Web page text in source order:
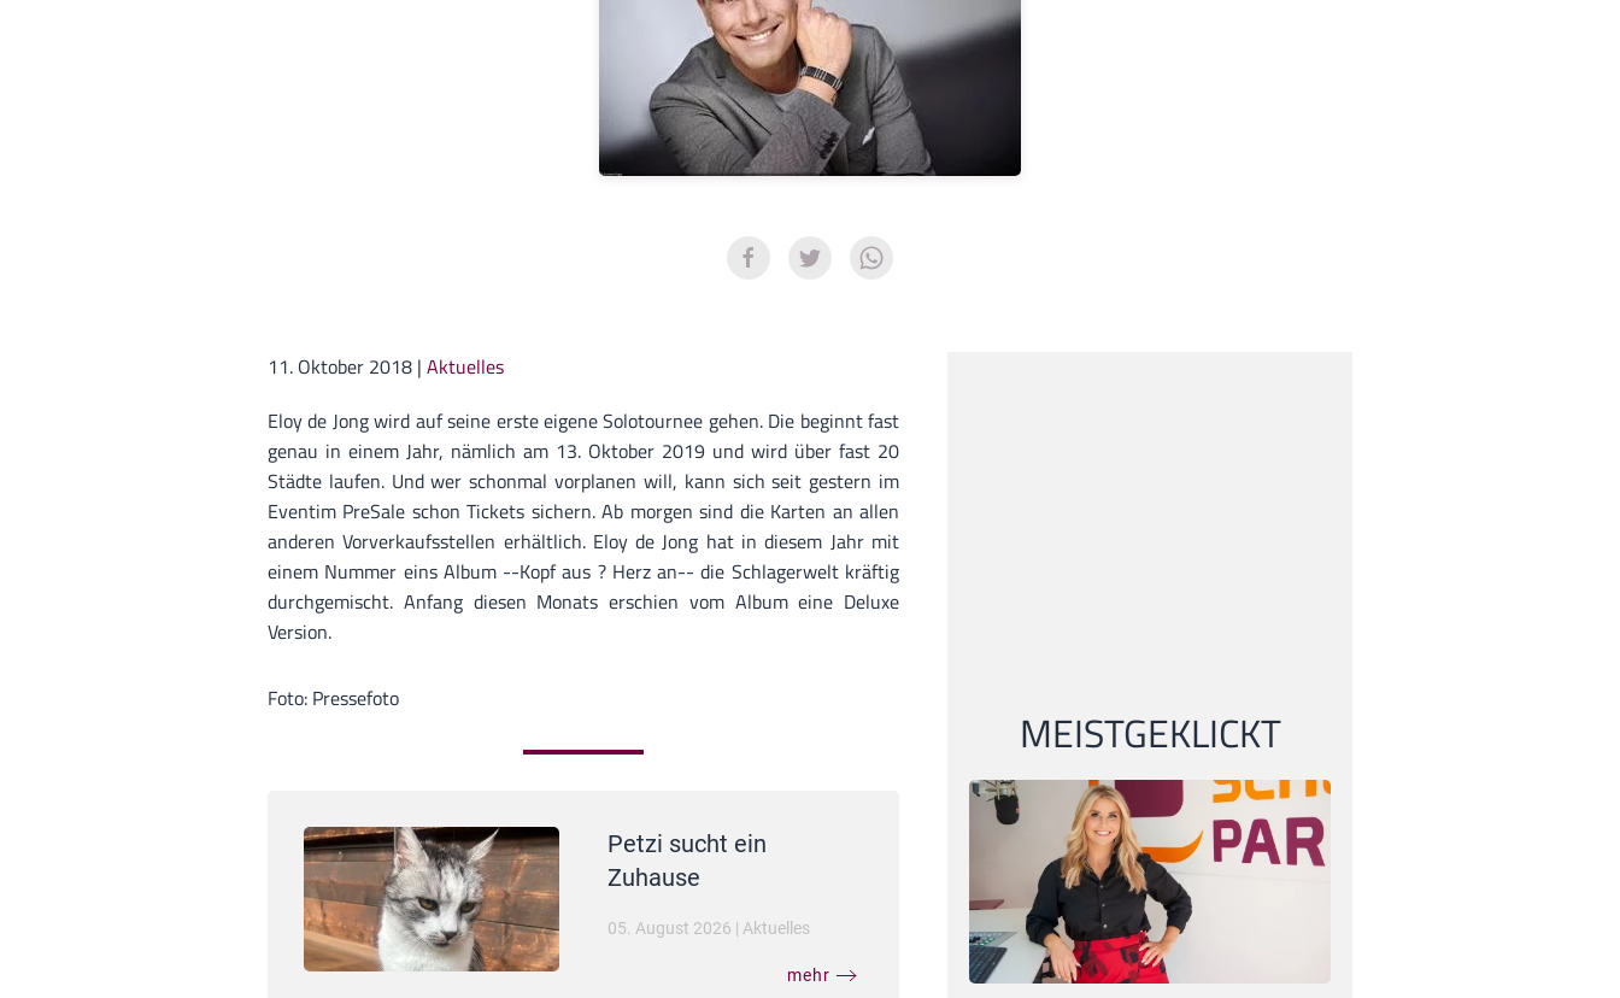
11. Oktober 2018 | Aktuelles
Eloy de Jong wird auf seine erste eigene Solotournee gehen. Die beginnt fast
genau in einem Jahr, nämlich am 13. Oktober 2019 und wird über fast 20
Städte laufen. Und wer schonmal vorplanen will, kann sich seit gestern im
Eventim PreSale schon Tickets sichern. Ab morgen sind die Karten an allen
anderen Vorverkaufsstellen erhältlich. Eloy de Jong hat in diesem Jahr mit
einem Nummer eins Album --Kopf aus ? Herz an-- die Schlagerwelt kräftig
durchgemischt. Anfang diesen Monats erschien vom Album eine Deluxe
Version.
Foto: Pressefoto
Petzi sucht ein
Zuhause
05. August 2026 | Aktuelles
mehr
MEISTGEKLICKT